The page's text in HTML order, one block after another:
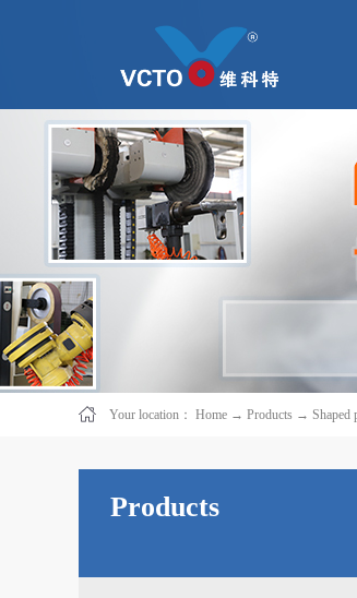
Your location： Home → Products → Shaped
Products